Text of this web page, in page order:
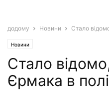
додому Новини Стало
Новини
Стало
Єрмака в